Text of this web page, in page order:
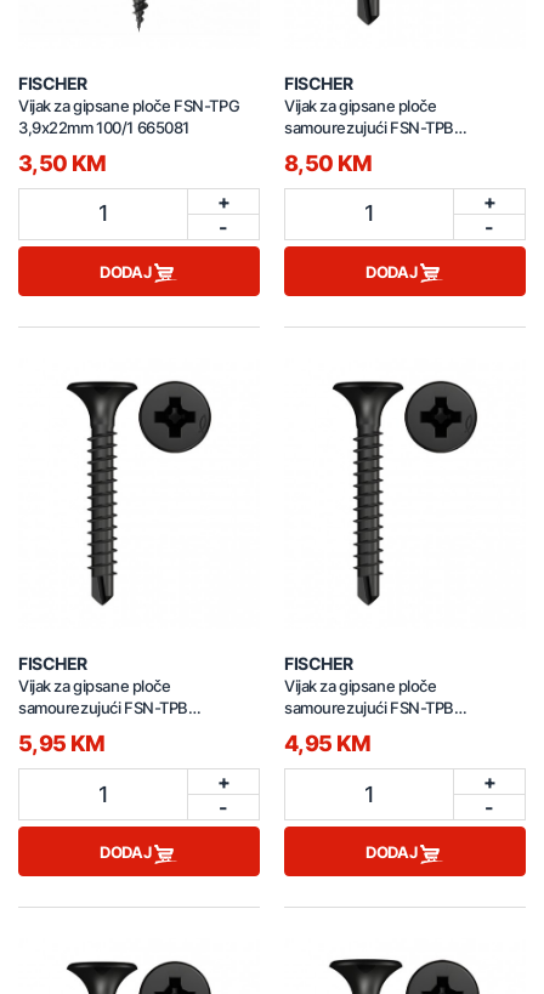
FISCHER
Vijak za gipsane ploče FSN-TPG
3,9x22mm 100/1 665081
3,50 KM
1
+
-
DODAJ
FISCHER
Vijak za gipsane ploče
samourezujući FSN-TPB
8,50 KM
1
+
-
DODAJ
FISCHER
Vijak za gipsane ploče
samourezujući FSN-TPB
5,95 KM
1
+
-
DODAJ
FISCHER
Vijak za gipsane ploče
samourezujući FSN-TPB
4,95 KM
1
+
-
DODAJ